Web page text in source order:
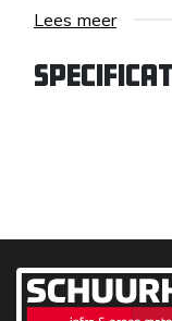
grondwerkers en
precisie
Lees meer